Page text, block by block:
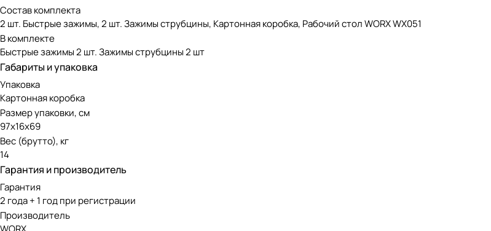
Состав комплекта
2 шт. Быстрые зажимы, 2 шт. Зажимы струбцины, Картонная коробка, Рабочий стол WORX WX051
В комплекте
Быстрые зажимы 2 шт. Зажимы струбцины 2 шт
Габариты и упаковка
Упаковка
Картонная коробка
Размер упаковки, см
97х16х69
Вес (брутто), кг
14
Гарантия и производитель
Гарантия
2 года + 1 год при регистрации
Производитель